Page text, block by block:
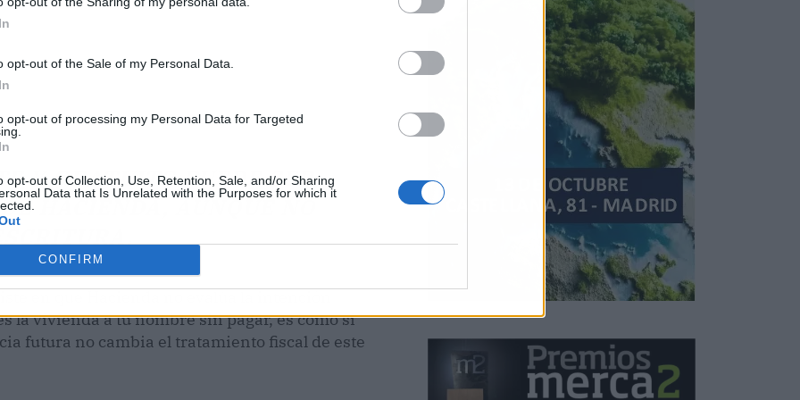
opt-out of the Sale of my Personal Data.
opt-out of processing my Personal Data for Targeted
opt-out of Collection, Use, Retention, Sale, and/or Sharing
Data that Is Unrelated with the Purposes for which it
CONFIRM
Y GRATUITO PUEDE SER
HACIENDA, AUNQUE NO
en que Hacienda no evalúa la intención
la vivienda a tu nombre sin pagar, es como si
futura no cambia el tratamiento fiscal de este